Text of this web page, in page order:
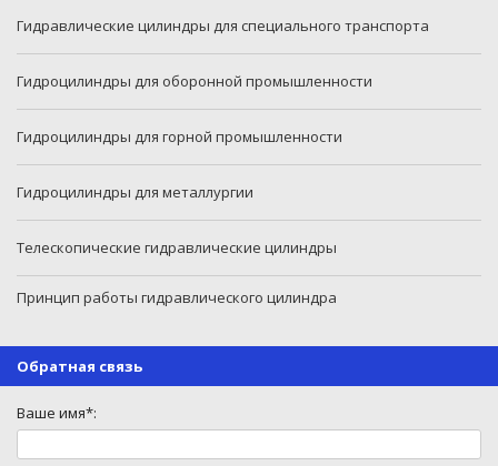
Гидравлические цилиндры для специального транспорта
Гидроцилиндры для оборонной промышленности
Гидроцилиндры для горной промышленности
Гидроцилиндры для металлургии
Телескопические гидравлические цилиндры
Принцип работы гидравлического цилиндра
Обратная связь
Ваше имя*: